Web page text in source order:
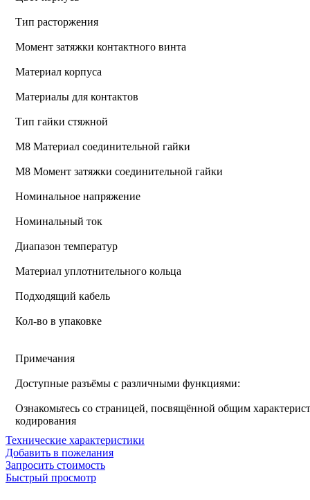
Тип расторжения
Момент затяжки контактного винта
Материал корпуса
Материалы для контактов
Тип гайки стяжной
М8 Материал соединительной гайки
M8 Момент затяжки соединительной гайки
Номинальное напряжение
Номинальный ток
Диапазон температур
Материал уплотнительного кольца
Подходящий кабель
Кол-во в упаковке
Примечания
Доступные разъёмы с различными функциями:
Ознакомьтесь со страницей, посвящённой общим
кодирования
Технические характеристики
Добавить в пожелания
Запросить стоимость
Быстрый просмотр